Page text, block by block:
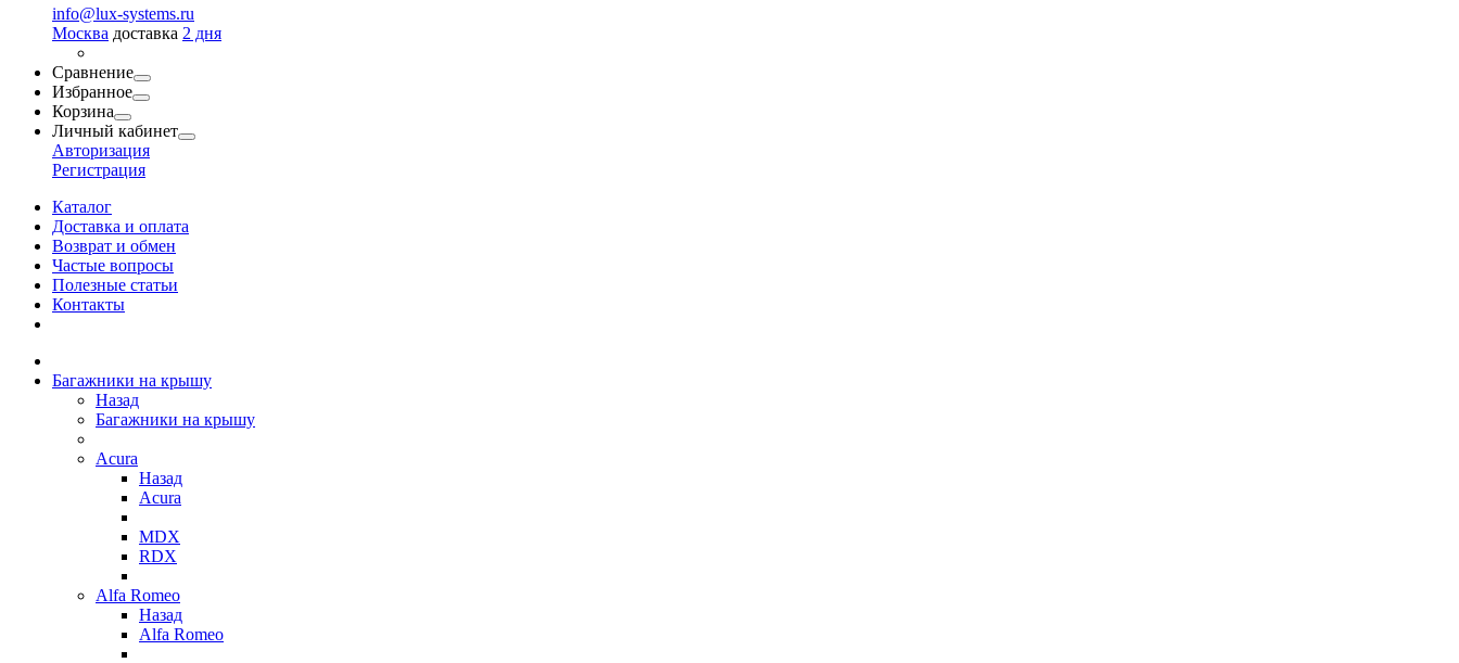
info@lux-systems.ru
Москва доставка 2 дня
Сравнение
Избранное
Корзина
Личный кабинет
Авторизация
Регистрация
Каталог
Доставка и оплата
Возврат и обмен
Частые вопросы
Полезные статьи
Контакты
Багажники на крышу
Назад
Багажники на крышу
Acura
Назад
Acura
MDX
RDX
Alfa Romeo
Назад
Alfa Romeo